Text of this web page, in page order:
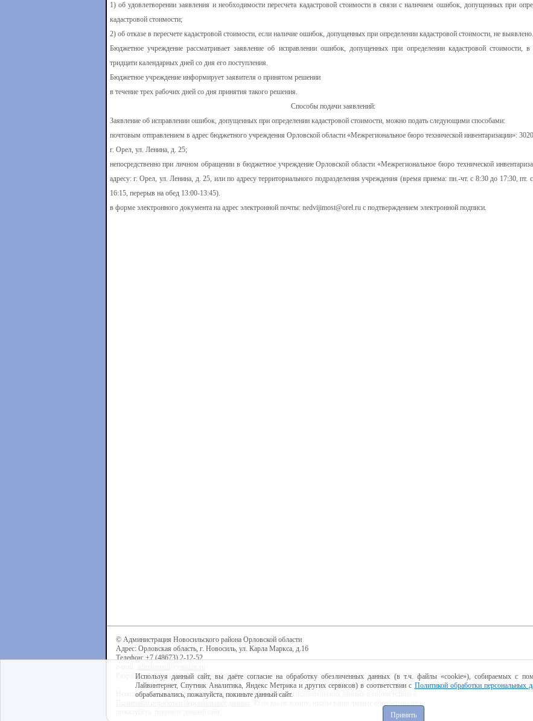
1) об удовлетворении заявления и необходимости пересчета кадастровой стоимости в связи с наличием ошибок, допущенных при
кадастровой стоимости;
2) об отказе в пересчете кадастровой стоимости, если наличие ошибок, допущенных при определении кадастровой стоимости, не выявлено.
Бюджетное учреждение рассматривает заявление об исправлении ошибок, допущенных при определении кадастровой стоимости, в
тридцати календарных дней со дня его поступления.
Бюджетное учреждение информирует заявителя о принятом решении
в течение трех рабочих дней со дня принятия такого решения.
Способы подачи заявлений:
Заявление об исправлении ошибок, допущенных при определении кадастровой стоимости, можно подать следующими способами:
почтовым отправлением в адрес бюджетного учреждения Орловской области «Межрегиональное бюро технической инвентаризации»:
г. Орел, ул. Ленина, д. 25;
непосредственно при личном обращении в бюджетное учреждение Орловской области «Межрегиональное бюро технической
адресу: г. Орел, ул. Ленина, д. 25, или по адресу территориального подразделения учреждения (время приема: пн.-чт. с 8:30 до 17:30, пт.
16:15, перерыв на обед 13:00-13:45).
в форме электронного документа на адрес электронной почты: nedvijimost@orel.ru с подтверждением электронной подписи.
© Администрация Новосильского района Орловской области
Адрес: Орловская область, г. Новосиль, ул. Карла Маркса, д.16
Телефон: +7 (48673) 2-12-52
Разработка сайта -Центр интернет-образования
Используя данный сайт, вы даёте согласие на обработку пользовательских данных в соответствии с
Используя данный сайт, вы даёте согласие на обработку обезличенных данных (в т.ч. файлы «cookie»), собираемых с
Лайвинтернет, Спутник Аналитика, Яндекс Метрика и других сервисов) в соответствии с Политикой обработки персональных
обрабатывались, пожалуйста, покиньте данный сайт.
Принять